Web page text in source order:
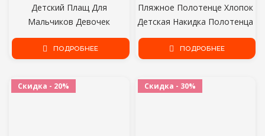
Детский Плащ Для
Мальчиков Девочек
Малышей Детские зимние
теплые фланелевые Одеяла
Ветрозащитный Плащ С
Капюшоном Пальто
ПОДРОБНЕЕ
Пляжное Полотенце Хлопок
Детская Накидка Полотенца
Мягкое Пончо Детские
Купальные Принадлежности
ПОДРОБНЕЕ
Скидка - 20% Скидка - 30%